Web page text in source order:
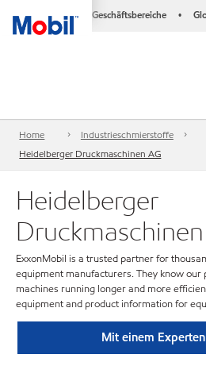
Geschäftsbereiche •
Home
Industrieschmierstoffe
Heidelberger Druckmaschinen AG
Heidelberger
ExxonMobil is a trusted partner for
equipment manufacturers. They know
machines running longer and more
equipment and product information for
Mit einem